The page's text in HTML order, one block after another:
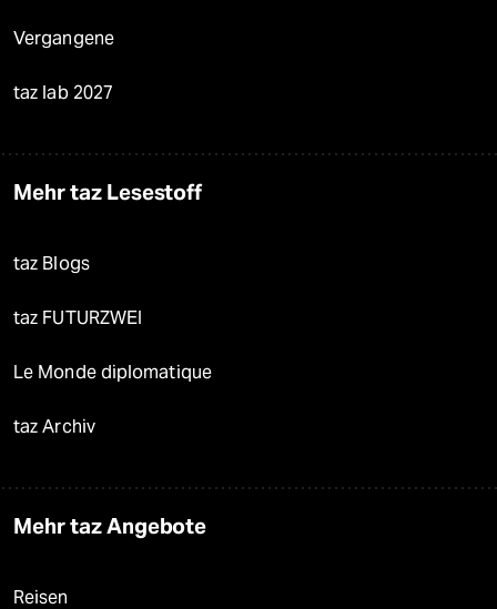
Vergangene
taz lab 2027
Mehr taz Lesestoff
taz Blogs
taz FUTURZWEI
Le Monde diplomatique
taz Archiv
Mehr taz Angebote
Reisen